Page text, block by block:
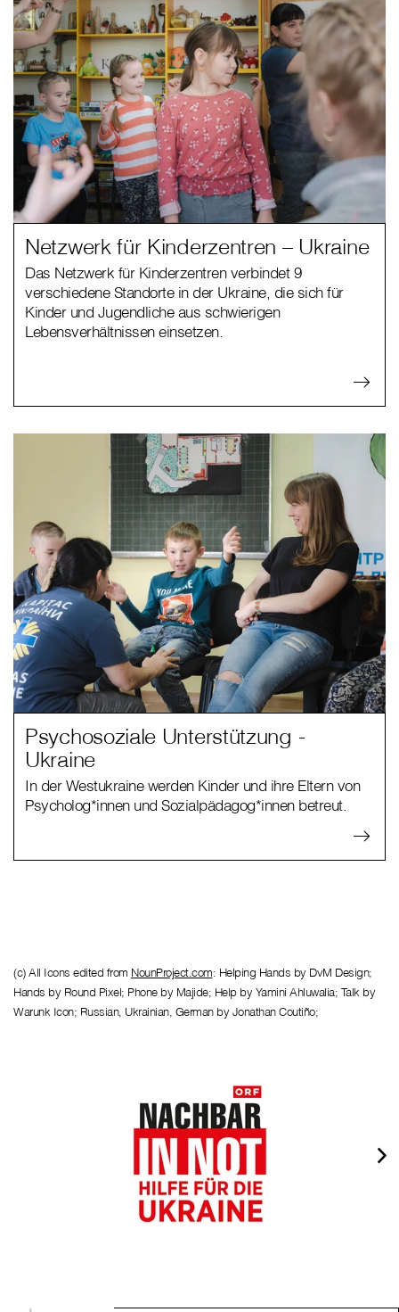
Netzwerk für Kinderzentren – Ukraine
Das Netzwerk für Kinderzentren verbindet 9
verschiedene Standorte in der Ukraine, die sich für
Kinder und Jugendliche aus schwierigen
Lebensverhältnissen einsetzen.
Psychosoziale Unterstützung -
Ukraine
In der Westukraine werden Kinder und ihre Eltern von
Psycholog*innen und Sozialpädagog*innen betreut.
(c) All Icons edited from NounProject.com: Helping Hands by DvM Design;
Hands by Round Pixel; Phone by Majide; Help by Yamini Ahluwalia; Talk by
Warunk Icon; Russian, Ukrainian, German by Jonathan Coutiño;